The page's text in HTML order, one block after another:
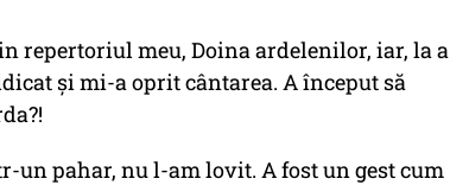
repertoriul meu, Doina ardelenilor, iar, la a
și mi-a oprit cântarea. A început să
un pahar, nu l-am lovit. A fost un gest cum